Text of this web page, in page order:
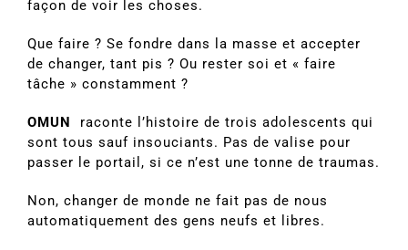
façon de voir les choses.
Que faire ? Se fondre dans la masse et accepter
de changer, tant pis ? Ou rester soi et « faire
tâche » constamment ?
OMUN
raconte l’histoire de trois adolescents qui
sont tous sauf insouciants. Pas de valise pour
passer le portail, si ce n’est une tonne de traumas.
Non, changer de monde ne fait pas de nous
automatiquement des gens neufs et libres.